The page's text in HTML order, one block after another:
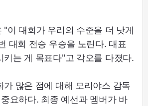
"이 대회가 우리의 수준을 더 낫게
대회 전승 우승을 노린다. 대표
키는 게 목표다"고 각오를 다졌다.
가 많은 점에 대해 모리야스 감독
요하다. 최종 예선과 멤버가 바